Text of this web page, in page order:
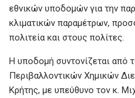
εθνικών υποδομών για την
κλιματικών παραμέτρων,
πολιτεία και στους πολίτες.
Η υποδομή συντονίζεται από
Περιβαλλοντικών Χημικών
Κρήτης, με υπεύθυνο τον κ.